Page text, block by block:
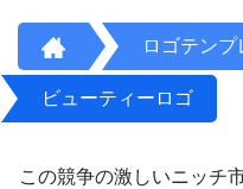
ロゴテンプ
ビューティーロゴ
この競争の激しいニッチ